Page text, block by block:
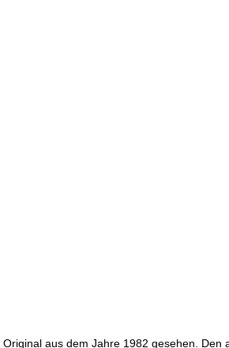
aus dem Jahre 1982 gesehen.